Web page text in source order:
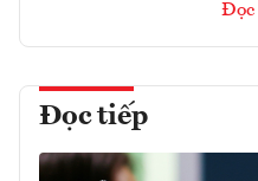
Đọc
Đọc tiếp